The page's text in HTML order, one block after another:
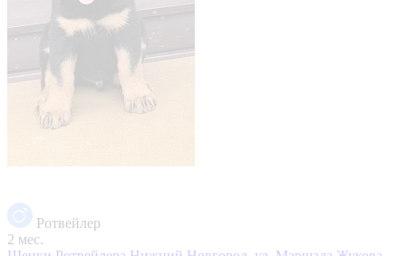
Ротвейлер
2 мес.